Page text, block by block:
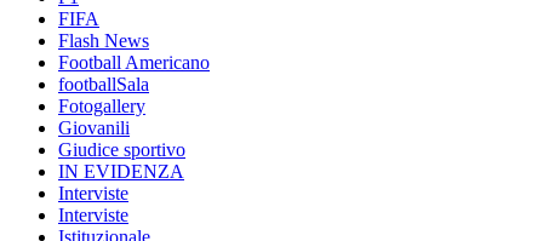
FIFA
Flash News
Football Americano
footballSala
Fotogallery
Giovanili
Giudice sportivo
IN EVIDENZA
Interviste
Interviste
Istituzionale